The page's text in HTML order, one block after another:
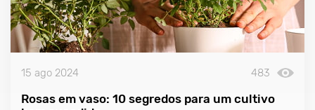
15 ago 2024 483
Rosas em vaso: 10 segredos para um cultivo